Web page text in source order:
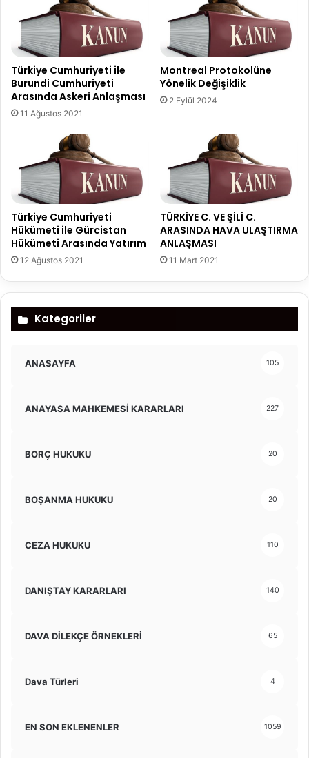
Türkiye Cumhuriyeti ile
Burundi Cumhuriyeti
Arasında Askerî Anlaşması
11 Ağustos 2021
Montreal Protokolüne
Yönelik Değişiklik
2 Eylül 2024
Türkiye Cumhuriyeti
Hükümeti ile Gürcistan
Hükümeti Arasında Yatırım
12 Ağustos 2021
TÜRKİYE C. VE ŞİLİ C.
ARASINDA HAVA ULAŞTIRMA
ANLAŞMASI
11 Mart 2021
Kategoriler
ANASAYFA 105
ANAYASA MAHKEMESİ KARARLARI 227
BORÇ HUKUKU 20
BOŞANMA HUKUKU 20
CEZA HUKUKU 110
DANIŞTAY KARARLARI 140
DAVA DİLEKÇE ÖRNEKLERİ 65
Dava Türleri 4
EN SON EKLENENLER 1059